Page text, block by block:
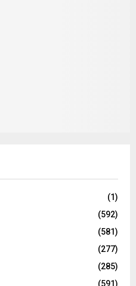
(1)
(592)
(581)
(277)
(285)
(591)